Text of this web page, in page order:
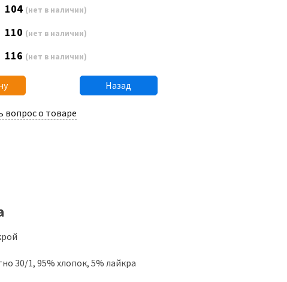
104 (нет в наличии)
110 (нет в наличии)
116 (нет в наличии)
Назад
вопрос о товаре
30/1, 95% хлопок, 5% лайкра